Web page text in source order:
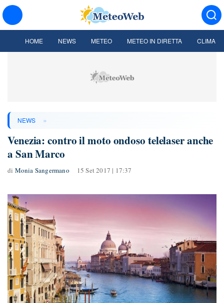
HOME NEWS METEO METEO IN DIRETTA CLIMA
NEWS »
Venezia: contro il moto ondoso telelaser anche
a San Marco
di Monia Sangermano 15 Set 2017 | 17:37